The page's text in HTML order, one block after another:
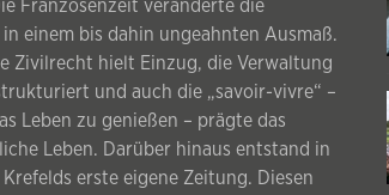
Franzosenzeit veränderte die
einem bis dahin ungeahnten Ausmaß.
Zivilrecht hielt Einzug, die Verwaltung
und auch die „savoir-vivre“ –
Leben zu genießen – prägte das
Leben. Darüber hinaus entstand in
Krefelds erste eigene Zeitung. Diesen